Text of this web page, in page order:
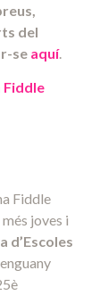
del
se aquí.
Fiddle
Fiddle
joves i
d’Escoles